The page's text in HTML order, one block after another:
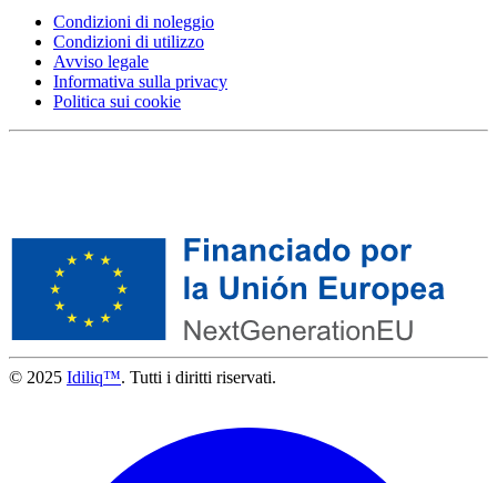
Condizioni di noleggio
Condizioni di utilizzo
Avviso legale
Informativa sulla privacy
Politica sui cookie
© 2025 Idiliq™. Tutti i diritti riservati.